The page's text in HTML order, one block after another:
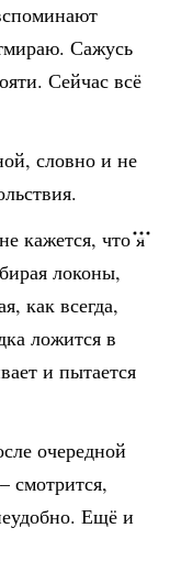
Сажусь
Сейчас всё
словно и не
кажется, что я
локоны,
как всегда,
ложится в
и пытается
очередной
смотрится,
Ещё и